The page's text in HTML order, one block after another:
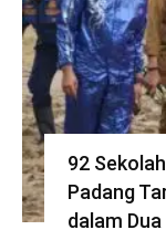
92
Padang
dalam